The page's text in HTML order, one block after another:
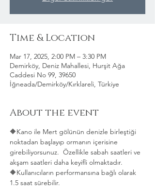
Time & Location
Mar 17, 2025, 2:00 PM – 3:30 PM
Demirköy, Deniz Mahallesi, Hurşit Ağa
Caddesi No 99, 39650
İğneada/Demirköy/Kırklareli, Türkiye
About the event
🔶Kano ile Mert gölünün denizle birleştiği
noktadan başlayıp ormanın içerisine
girebiliyorsunuz.  Özellikle sabah saatleri ve
akşam saatleri daha keyifli olmaktadır.
🔶Kullanıcıların performansına bağlı olarak
1.5 saat sürebilir.